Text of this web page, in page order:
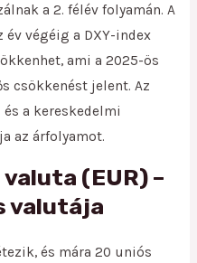
a 2. félév folyamán. A
végéig a DXY-index
ami a 2025-ös
csökkenést jelent. Az
a kereskedelmi
az árfolyamot.
(EUR) –
valutája
és mára 20 uniós